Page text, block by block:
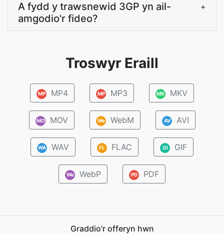
A fydd y trawsnewid 3GP yn ail-
amgodio'r fideo?
+
Troswyr Eraill
MP MP4 MP MP3 MK MKV
MO MOV We WebM AV AVI
WA WAV FL FLAC GI GIF
We WebP PD PDF
Graddio'r offeryn hwn